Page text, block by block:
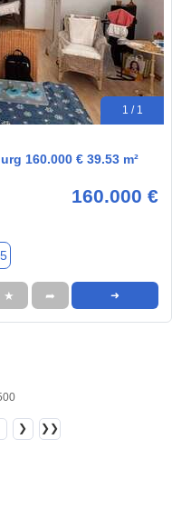
1 / 1
160.000 € 39.53 m²
160.000 €
★ ➦ ➜
❯ ❯❯